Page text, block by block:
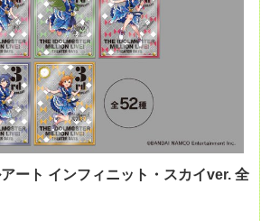
アート インフィニット・スカイver. 全